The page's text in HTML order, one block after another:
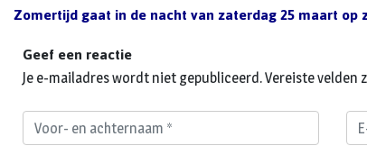
Zomertijd gaat in de nacht van zaterdag 25 maart op
Geef een reactie
Je e-mailadres wordt niet gepubliceerd.Vereiste velden